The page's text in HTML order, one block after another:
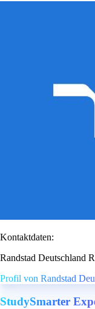
Kontaktdaten:
Randstad Deutschland
Profil von Randstad
StudySmarter